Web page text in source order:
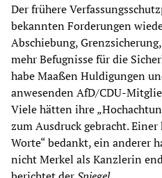
Der frühere
bekannten Forderungen
Abschiebung,
mehr Befugnisse für die
habe Maaßen Huldigungen
anwesenden AfD/CDU-
Viele hätten ihre
zum Ausdruck gebracht.
Worte“ bedankt, ein anderer
nicht Merkel als Kanzlerin